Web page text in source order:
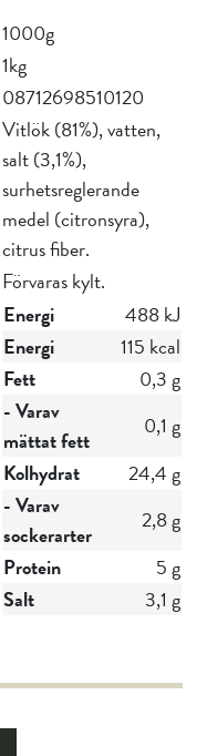
1000g
1kg
08712698510120
Vitlök (81%), vatten,
salt (3,1%),
surhetsreglerande
medel (citronsyra),
citrus fiber.
Förvaras kylt.
Energi
488 kJ
Energi
115 kcal
Fett
0,3 g
- Varav
mättat fett
0,1 g
Kolhydrat
24,4 g
- Varav
sockerarter
2,8 g
Protein
5 g
Salt
3,1 g